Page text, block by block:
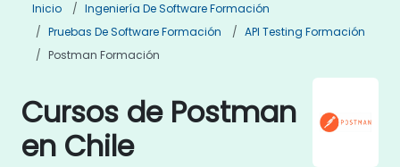
Inicio
Ingeniería De Software Formación
Pruebas De Software Formación
API Testing Formación
Postman Formación
Cursos de Postman
en Chile